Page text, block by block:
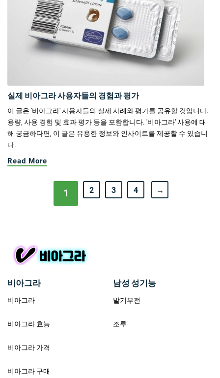
실제 비아그라 사용자들의 경험과 평가
이 글은 '비아그라' 사용자들의 실제 사례와 평가를 공유할 것입니다.
용량, 사용 경험 및 효과 평가 등을 포함합니다. '비아그라' 사용에 대
해 궁금하다면, 이 글은 유용한 정보와 인사이트를 제공할 수 있습니
다.
Read More
1 2 3 4 →
비아그라
비아그라
비아그라 효능
비아그라 가격
비아그라 구매
남성 성기능
발기부전
조루